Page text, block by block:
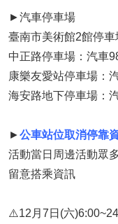
►汽車停車場
臺南市美術館2館停
中正路停車場：汽車
康樂友愛站停車場：
海安路地下停車場：
►公車站位取消停靠
活動當日周邊活動眾
留意搭乘資訊
⚠️12月7日(六